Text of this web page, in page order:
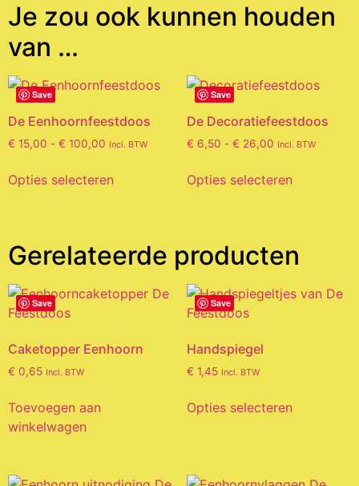
Je zou ook kunnen houden
van …
Save
De Eenhoornfeestdoos
€ 15,00 - € 100,00 Incl. BTW
Opties selecteren
Save
De Decoratiefeestdoos
€ 6,50 - € 26,00 Incl. BTW
Opties selecteren
Gerelateerde producten
Save
Caketopper Eenhoorn
€ 0,65 Incl. BTW
Toevoegen aan
winkelwagen
Save
Handspiegel
€ 1,45 Incl. BTW
Opties selecteren